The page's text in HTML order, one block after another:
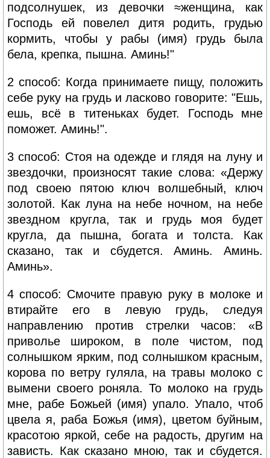
подсолнушек, из девочки ≈женщина, как
Господь ей повелел дитя родить, грудью
кормить, чтобы у рабы (имя) грудь была
бела, крепка, пышна. Аминь!"
2 способ: Когда принимаете пищу, положить
себе руку на грудь и ласково говорите: "Ешь,
ешь, всё в титеньках будет. Господь мне
поможет. Аминь!".
3 способ: Стоя на одежде и глядя на луну и
звездочки, произносят такие слова: «Держу
под своею пятою ключ волшебный, ключ
золотой. Как луна на небе ночном, на небе
звездном кругла, так и грудь моя будет
кругла, да пышна, богата и толста. Как
сказано, так и сбудется. Аминь. Аминь.
Аминь».
4 способ: Смочите правую руку в молоке и
втирайте его в левую грудь, следуя
направлению против стрелки часов: «В
приволье широком, в поле чистом, под
солнышком ярким, под солнышком красным,
корова по ветру гуляла, на травы молоко с
вымени своего роняла. То молоко на грудь
мне, рабе Божьей (имя) упало. Упало, чтоб
цвела я, раба Божья (имя), цветом буйным,
красотою яркой, себе на радость, другим на
зависть. Как сказано мною, так и сбудется.